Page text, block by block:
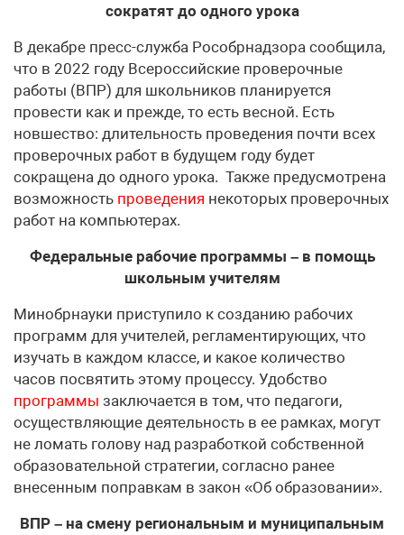
сократят до одного урока
В декабре пресс-служба Рособрнадзора сообщила,
что в 2022 году Всероссийские проверочные
работы (ВПР) для школьников планируется
провести как и прежде, то есть весной. Есть
новшество: длительность проведения почти всех
проверочных работ в будущем году будет
сокращена до одного урока. Также предусмотрена
возможность проведения некоторых проверочных
работ на компьютерах.
Федеральные рабочие программы – в помощь
школьным учителям
Минобрнауки приступило к созданию рабочих
программ для учителей, регламентирующих, что
изучать в каждом классе, и какое количество
часов посвятить этому процессу. Удобство
программы заключается в том, что педагоги,
осуществляющие деятельность в ее рамках, могут
не ломать голову над разработкой собственной
образовательной стратегии, согласно ранее
внесенным поправкам в закон «Об образовании».
ВПР – на смену региональным и муниципальным